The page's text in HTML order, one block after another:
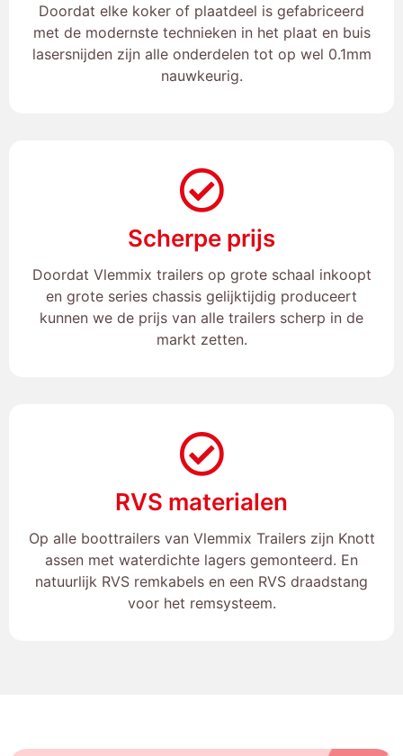
Doordat elke koker of plaatdeel is gefabriceerd
met de modernste technieken in het plaat en buis
lasersnijden zijn alle onderdelen tot op wel 0.1mm
nauwkeurig.
Scherpe prijs
Doordat Vlemmix trailers op grote schaal inkoopt
en grote series chassis gelijktijdig produceert
kunnen we de prijs van alle trailers scherp in de
markt zetten.
RVS materialen
Op alle boottrailers van Vlemmix Trailers zijn Knott
assen met waterdichte lagers gemonteerd. En
natuurlijk RVS remkabels en een RVS draadstang
voor het remsysteem.